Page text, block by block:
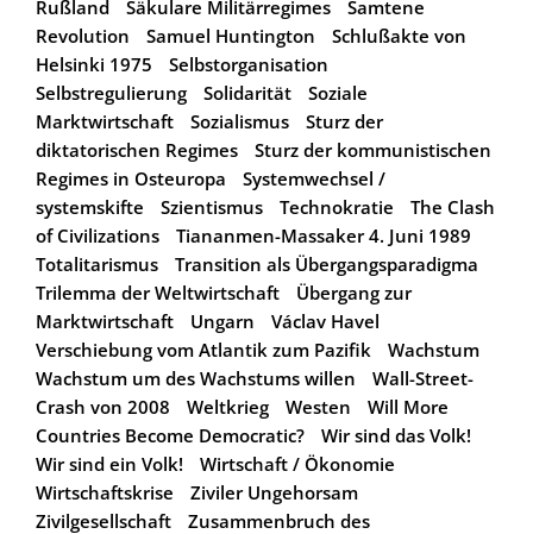
Rußland Säkulare Militärregimes
Samtene
Revolution
Samuel Huntington
Schlußakte von
Helsinki 1975
Selbstorganisation
Selbstregulierung
Solidarität
Soziale
Marktwirtschaft
Sozialismus
Sturz der
diktatorischen Regimes
Sturz der kommunistischen
Regimes in Osteuropa
Systemwechsel /
systemskifte
Szientismus Technokratie
The Clash
of Civilizations
Tiananmen-Massaker 4. Juni 1989
Totalitarismus
Transition als Übergangsparadigma
Trilemma der Weltwirtschaft
Übergang zur
Marktwirtschaft
Ungarn
Václav Havel
Verschiebung vom Atlantik zum Pazifik
Wachstum
Wachstum um des Wachstums willen
Wall-Street-
Crash von 2008
Weltkrieg Westen
Will More
Countries Become Democratic?
Wir sind das Volk!
Wir sind ein Volk!
Wirtschaft / Ökonomie
Wirtschaftskrise
Ziviler Ungehorsam
Zivilgesellschaft
Zusammenbruch des